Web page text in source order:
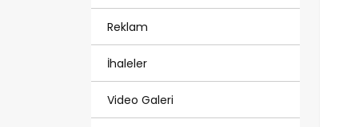
Reklam
İhaleler
Video Galeri